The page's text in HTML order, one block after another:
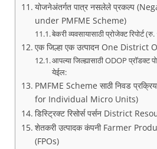
योजनेअंतर्गत पात्र नसलेले प्रकल्प
under PMFME Scheme)
बेकरी व्यवसायासाठी प्रोजेक्ट रिपोर्ट
एक जिल्हा एक उत्पादन One District
आपल्या जिल्ह्यासाठी ODOP प्रॉडक्ट
येईल:
PMFME Scheme साठी निवड
for Individual Micro Units)
डिस्ट्रिक्ट रिसोर्स पर्सन District
शेतकरी उत्पादक कंपनी Farmer
(FPOs)